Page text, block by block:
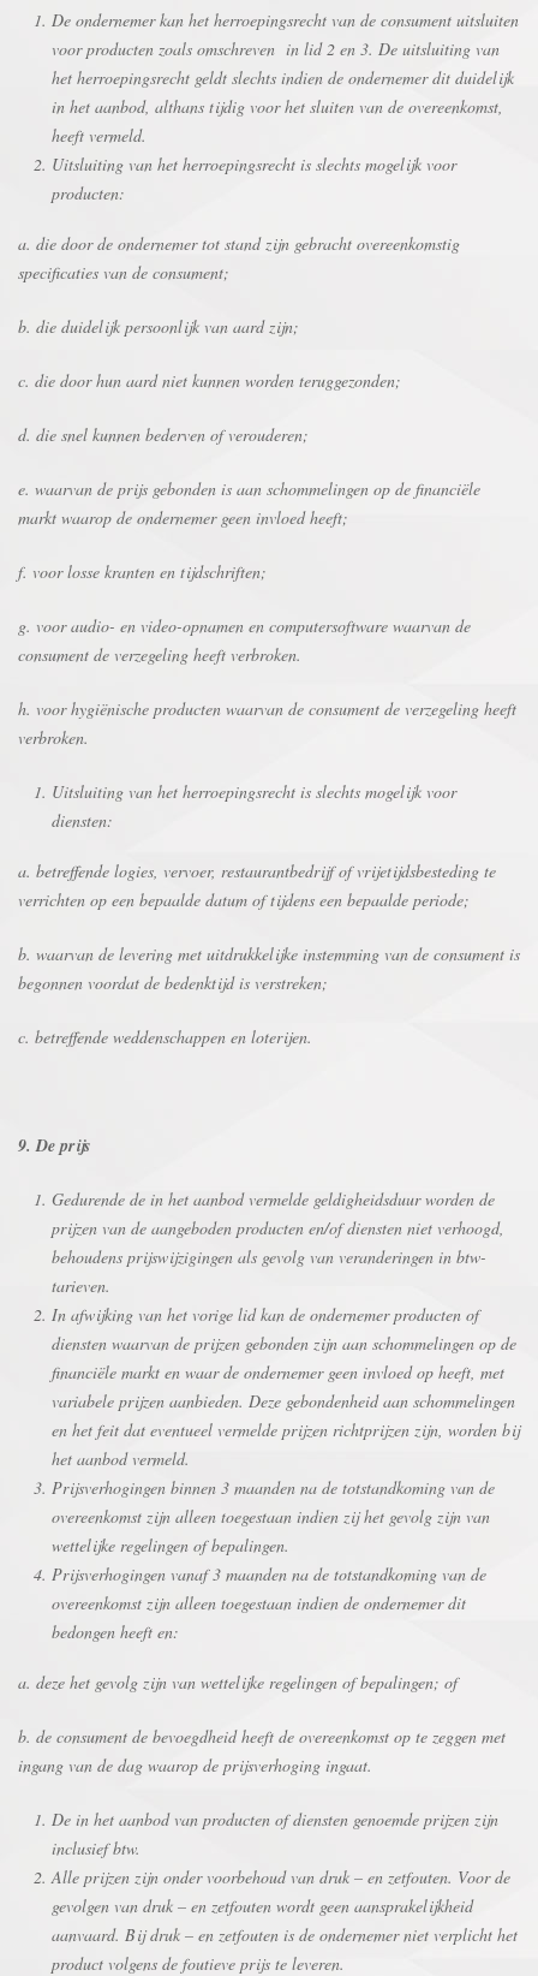
De ondernemer kan het herroepingsrecht van de consument uitsluiten
voor producten zoals omschreven in lid 2 en 3. De uitsluiting van
het herroepingsrecht geldt slechts indien de ondernemer dit duidelijk
in het aanbod, althans tijdig voor het sluiten van de overeenkomst,
heeft vermeld.
Uitsluiting van het herroepingsrecht is slechts mogelijk voor
producten:
a. die door de ondernemer tot stand zijn gebracht overeenkomstig
specificaties van de consument;
b. die duidelijk persoonlijk van aard zijn;
c. die door hun aard niet kunnen worden teruggezonden;
d. die snel kunnen bederven of verouderen;
e. waarvan de prijs gebonden is aan schommelingen op de financiële
markt waarop de ondernemer geen invloed heeft;
f. voor losse kranten en tijdschriften;
g. voor audio- en video-opnamen en computersoftware waarvan de
consument de verzegeling heeft verbroken.
h. voor hygiënische producten waarvan de consument de verzegeling heeft
verbroken.
Uitsluiting van het herroepingsrecht is slechts mogelijk voor
diensten:
a. betreffende logies, vervoer, restaurantbedrijf of vrijetijdsbesteding te
verrichten op een bepaalde datum of tijdens een bepaalde periode;
b. waarvan de levering met uitdrukkelijke instemming van de consument is
begonnen voordat de bedenktijd is verstreken;
c. betreffende weddenschappen en loterijen.
9. De prijs
Gedurende de in het aanbod vermelde geldigheidsduur worden de
prijzen van de aangeboden producten en/of diensten niet verhoogd,
behoudens prijswijzigingen als gevolg van veranderingen in btw-
tarieven.
In afwijking van het vorige lid kan de ondernemer producten of
diensten waarvan de prijzen gebonden zijn aan schommelingen op de
financiële markt en waar de ondernemer geen invloed op heeft, met
variabele prijzen aanbieden. Deze gebondenheid aan schommelingen
en het feit dat eventueel vermelde prijzen richtprijzen zijn, worden bij
het aanbod vermeld.
Prijsverhogingen binnen 3 maanden na de totstandkoming van de
overeenkomst zijn alleen toegestaan indien zij het gevolg zijn van
wettelijke regelingen of bepalingen.
Prijsverhogingen vanaf 3 maanden na de totstandkoming van de
overeenkomst zijn alleen toegestaan indien de ondernemer dit
bedongen heeft en:
a. deze het gevolg zijn van wettelijke regelingen of bepalingen; of
b. de consument de bevoegdheid heeft de overeenkomst op te zeggen met
ingang van de dag waarop de prijsverhoging ingaat.
De in het aanbod van producten of diensten genoemde prijzen zijn
inclusief btw.
Alle prijzen zijn onder voorbehoud van druk – en zetfouten. Voor de
gevolgen van druk – en zetfouten wordt geen aansprakelijkheid
aanvaard. Bij druk – en zetfouten is de ondernemer niet verplicht het
product volgens de foutieve prijs te leveren.